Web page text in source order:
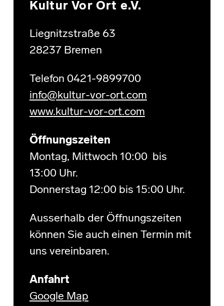
Kultur Vor Ort e.V.
Liegnitzstraße 63
28237 Bremen
Telefon 0421-9899700
info@kultur-vor-ort.com
www.kultur-vor-ort.com
Öffnungszeiten
Montag, Mittwoch 10:00 bis
13:00 Uhr.
Donnerstag 12:00 bis 15:00 Uhr.
Ausserhalb der Öffnungszeiten
können Sie auch einen Termin mit
uns vereinbaren.
Anfahrt
Google Map